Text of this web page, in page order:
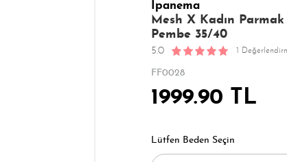
Son 1 Günde
Son 24 Saatte
Ipanema
Mesh X Kadın
Pembe 35/40
5.0 1
FF0028
1999.90 TL
Lütfen Beden Seçin